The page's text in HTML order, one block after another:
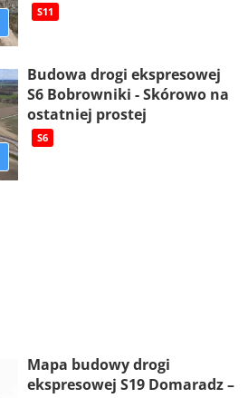
S11
Budowa drogi ekspresowej
S6 Bobrowniki - Skórowo na
ostatniej prostej
S6
Mapa budowy drogi
ekspresowej S19 Domaradz –